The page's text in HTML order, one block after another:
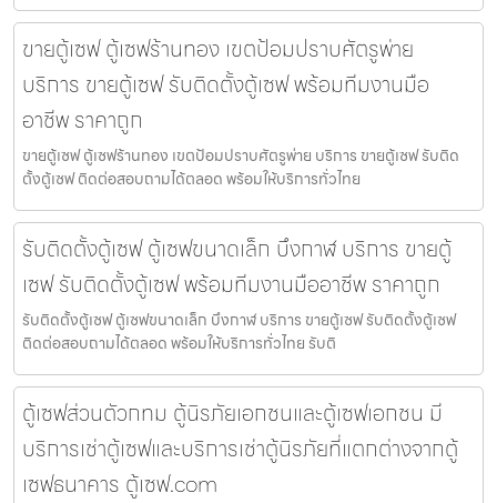
ขายตู้เซฟ ตู้เซฟร้านทอง เขตป้อมปราบศัตรูพ่าย
บริการ ขายตู้เซฟ รับติดตั้งตู้เซฟ พร้อมทีมงานมือ
อาชีพ ราคาถูก
ขายตู้เซฟ ตู้เซฟร้านทอง เขตป้อมปราบศัตรูพ่าย บริการ ขายตู้เซฟ รับติด
ตั้งตู้เซฟ ติดต่อสอบถามได้ตลอด พร้อมให้บริการทั่วไทย
รับติดตั้งตู้เซฟ ตู้เซฟขนาดเล็ก บึงกาฬ บริการ ขายตู้
เซฟ รับติดตั้งตู้เซฟ พร้อมทีมงานมืออาชีพ ราคาถูก
รับติดตั้งตู้เซฟ ตู้เซฟขนาดเล็ก บึงกาฬ บริการ ขายตู้เซฟ รับติดตั้งตู้เซฟ
ติดต่อสอบถามได้ตลอด พร้อมให้บริการทั่วไทย รับติ
ตู้เซฟส่วนตัวกทม ตู้นิรภัยเอกชนและตู้เซฟเอกชน มี
บริการเช่าตู้เซฟและบริการเช่าตู้นิรภัยที่แตกต่างจากตู้
เซฟธนาคาร ตู้เซฟ.com